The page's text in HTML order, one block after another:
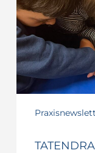
auf
Zusammenarbeit